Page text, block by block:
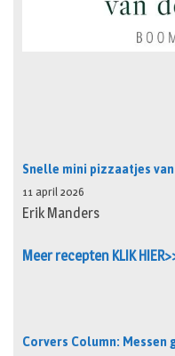
Snelle mini pizzaatjes
11 april 2026
Erik Manders
Meer recepten KLIK
Corvers Column: Messen